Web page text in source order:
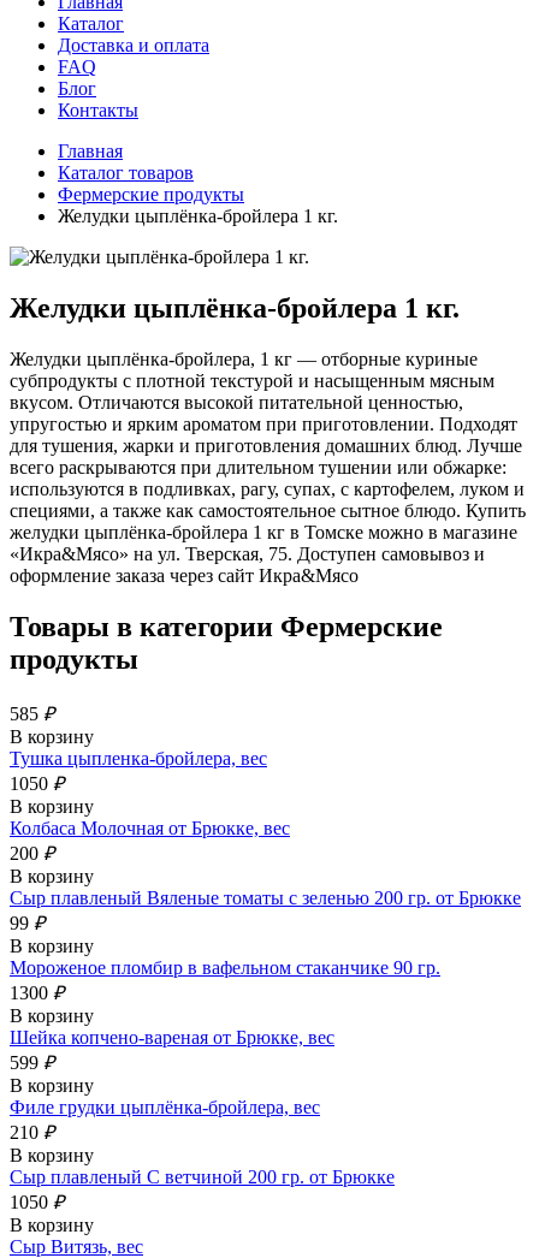
Каталог
Доставка и оплата
FAQ
Блог
Контакты
Главная
Каталог товаров
Фермерские продукты
Желудки цыплёнка-бройлера 1 кг.
Желудки цыплёнка-бройлера 1 кг.
Желудки цыплёнка-бройлера, 1 кг — отборные куриные
субпродукты с плотной текстурой и насыщенным мясным
вкусом. Отличаются высокой питательной ценностью,
упругостью и ярким ароматом при приготовлении. Подходят
для тушения, жарки и приготовления домашних блюд. Лучше
всего раскрываются при длительном тушении или обжарке:
используются в подливках, рагу, супах, с картофелем, луком и
специями, а также как самостоятельное сытное блюдо. Купить
желудки цыплёнка-бройлера 1 кг в Томске можно в магазине
«Икра&Мясо» на ул. Тверская, 75. Доступен самовывоз и
оформление заказа через сайт Икра&Мясо
Товары в категории Фермерские
продукты
585 ₽
В корзину
Тушка цыпленка-бройлера, вес
1050 ₽
В корзину
Колбаса Молочная от Брюкке, вес
200 ₽
В корзину
Сыр плавленый Вяленые томаты с зеленью 200 гр. от Брюкке
99 ₽
В корзину
Мороженое пломбир в вафельном стаканчике 90 гр.
1300 ₽
В корзину
Шейка копчено-вареная от Брюкке, вес
599 ₽
В корзину
Филе грудки цыплёнка-бройлера, вес
210 ₽
В корзину
Сыр плавленый С ветчиной 200 гр. от Брюкке
1050 ₽
В корзину
Сыр Витязь, вес